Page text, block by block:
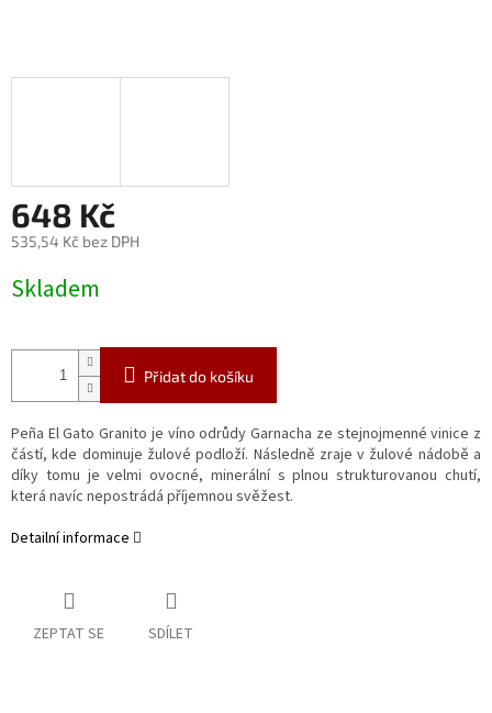
648 Kč
535,54 Kč bez DPH
cena:
Skladem
Přidat do košíku
Peña El Gato Granito je víno odrůdy Garnacha ze stejnojmenné vinice z
částí, kde dominuje žulové podloží. Následně zraje v žulové nádobě a
díky tomu je velmi ovocné, minerální s plnou strukturovanou chutí,
která navíc nepostrádá příjemnou svěžest.
Detailní informace
ZEPTAT SE SDÍLET